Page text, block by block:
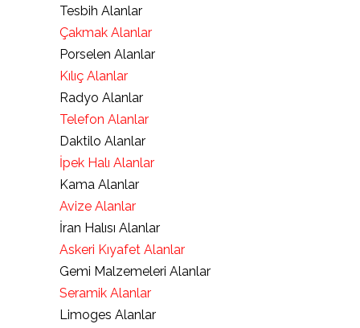
Tesbih Alanlar
Çakmak Alanlar
Porselen Alanlar
Kılıç Alanlar
Radyo Alanlar
Telefon Alanlar
Daktilo Alanlar
İpek Halı Alanlar
Kama Alanlar
Avize Alanlar
İran Halısı Alanlar
Askeri Kıyafet Alanlar
Gemi Malzemeleri Alanlar
Seramik Alanlar
Limoges Alanlar